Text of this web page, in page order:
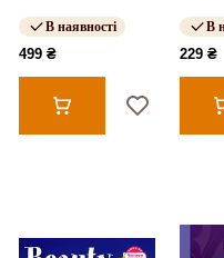
В наявності
499 ₴
В
229 ₴